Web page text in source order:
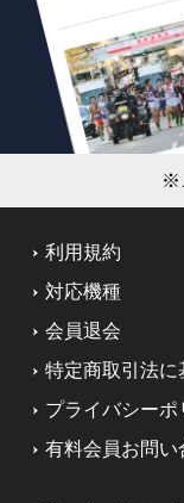
※
利用規約
対応機種
会員退会
特定商取引法に
プライバシーポ
有料会員お問い